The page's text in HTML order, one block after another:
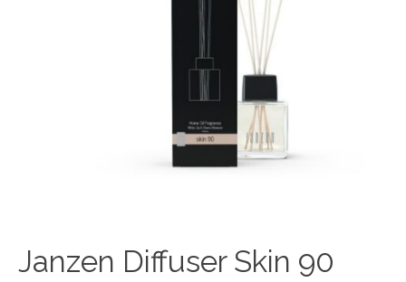
Janzen Diffuser Skin 90